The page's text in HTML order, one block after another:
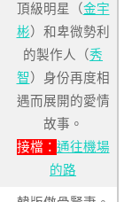
頂級明星（金宇
彬）和卑微勢利
的製作人（秀
智）身份再度相
遇而展開的愛情
故事。
接檔： 通往機場
的路